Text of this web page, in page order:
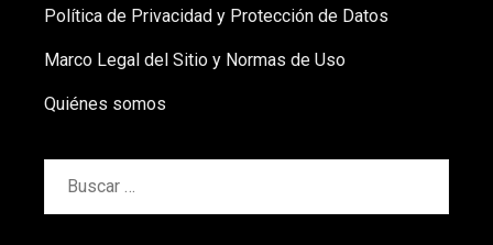
Política de Privacidad y Protección de Datos
Marco Legal del Sitio y Normas de Uso
Quiénes somos